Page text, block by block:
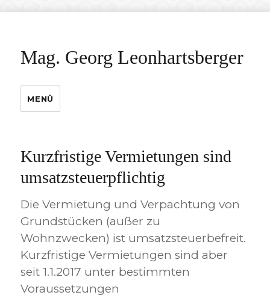
Mag. Georg Leonhartsberger
MENÜ
Kurzfristige Vermietungen sind
umsatzsteuerpflichtig
Die Vermietung und Verpachtung von
Grundstücken (außer zu
Wohnzwecken) ist umsatzsteuerbefreit.
Kurzfristige Vermietungen sind aber
seit 1.1.2017 unter bestimmten
Voraussetzungen